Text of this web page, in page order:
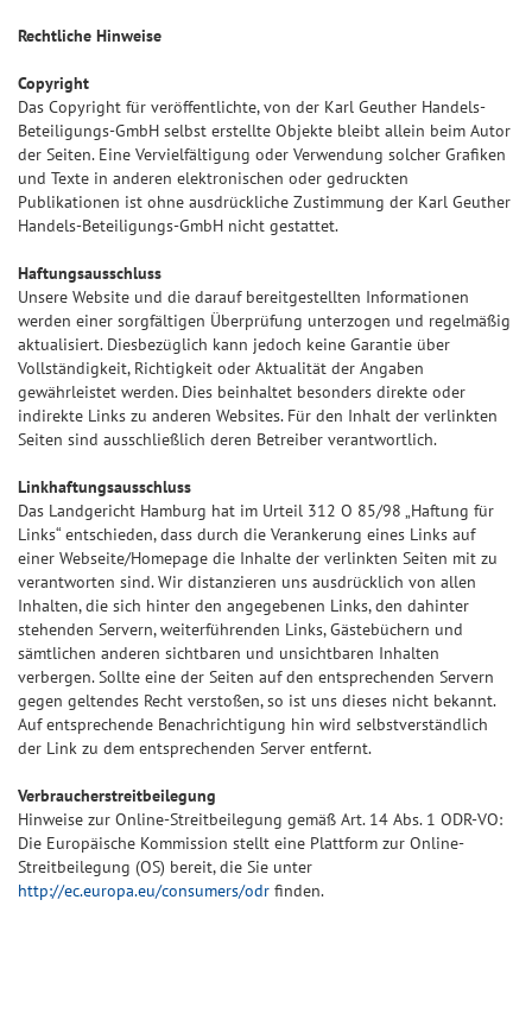
Rechtliche Hinweise
Copyright
Das Copyright für veröffentlichte, von der Karl Geuther Handels-
Beteiligungs-GmbH selbst erstellte Objekte bleibt allein beim Autor
der Seiten. Eine Vervielfältigung oder Verwendung solcher Grafiken
und Texte in anderen elektronischen oder gedruckten
Publikationen ist ohne ausdrückliche Zustimmung der Karl Geuther
Handels-Beteiligungs-GmbH nicht gestattet.
Haftungsausschluss
Unsere Website und die darauf bereitgestellten Informationen
werden einer sorgfältigen Überprüfung unterzogen und regelmäßig
aktualisiert. Diesbezüglich kann jedoch keine Garantie über
Vollständigkeit, Richtigkeit oder Aktualität der Angaben
gewährleistet werden. Dies beinhaltet besonders direkte oder
indirekte Links zu anderen Websites. Für den Inhalt der verlinkten
Seiten sind ausschließlich deren Betreiber verantwortlich.
Linkhaftungsausschluss
Das Landgericht Hamburg hat im Urteil 312 O 85/98 „Haftung für
Links“ entschieden, dass durch die Verankerung eines Links auf
einer Webseite/Homepage die Inhalte der verlinkten Seiten mit zu
verantworten sind. Wir distanzieren uns ausdrücklich von allen
Inhalten, die sich hinter den angegebenen Links, den dahinter
stehenden Servern, weiterführenden Links, Gästebüchern und
sämtlichen anderen sichtbaren und unsichtbaren Inhalten
verbergen. Sollte eine der Seiten auf den entsprechenden Servern
gegen geltendes Recht verstoßen, so ist uns dieses nicht bekannt.
Auf entsprechende Benachrichtigung hin wird selbstverständlich
der Link zu dem entsprechenden Server entfernt.
Verbraucherstreitbeilegung
Hinweise zur Online-Streitbeilegung gemäß Art. 14 Abs. 1 ODR-VO:
Die Europäische Kommission stellt eine Plattform zur Online-
Streitbeilegung (OS) bereit, die Sie unter
http://ec.europa.eu/consumers/odr finden.